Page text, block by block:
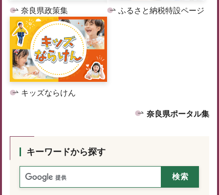
奈良県政策集 ふるさと納税特設ページ
キッズならけん
奈良県ポータル集
キーワードから探す